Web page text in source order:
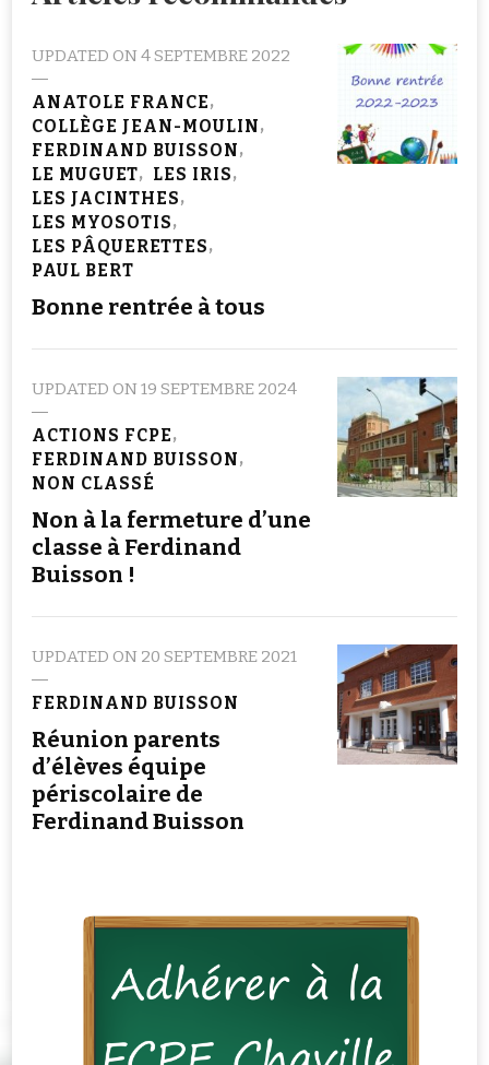
UPDATED ON4 SEPTEMBRE 2022
ANATOLE FRANCE
COLLÈGE JEAN-MOULIN
FERDINAND BUISSON
LE MUGUET
LES IRIS
LES JACINTHES
LES MYOSOTIS
LES PÂQUERETTES
PAUL BERT
Bonne rentrée à tous
UPDATED ON19 SEPTEMBRE 2024
ACTIONS FCPE
FERDINAND BUISSON
NON CLASSÉ
Non à la fermeture d’une
classe à Ferdinand
Buisson !
UPDATED ON 20 SEPTEMBRE 2021
FERDINAND BUISSON
Réunion parents
d’élèves équipe
périscolaire de
Ferdinand Buisson